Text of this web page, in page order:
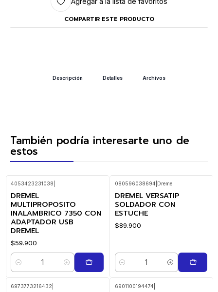
COMPARTIR ESTE PRODUCTO
Descripción Detalles Archivos
También podría interesarte uno de
estos
4053423231038
DREMEL
MULTIPROPOSITO
INALAMBRICO 7350 CON
ADAPTADOR USB
DREMEL
$59.900
Cantidad
080596038694 Dremel
DREMEL VERSATIP
SOLDADOR CON
ESTUCHE
$89.900
Cantidad
6973773216432 6901100194474